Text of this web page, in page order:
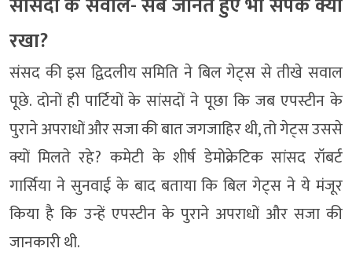
रखा?
संसद की इस द्विदलीय समिति ने बिल गेट्स से तीखे सवाल
पूछे. दोनों ही पार्टियों के सांसदों ने पूछा कि जब एपस्टीन के
पुराने अपराधों और सजा की बात जगजाहिर थी, तो गेट्स उससे
क्यों मिलते रहे? कमेटी के शीर्ष डेमोक्रेटिक सांसद रॉबर्ट
गार्सिया ने सुनवाई के बाद बताया कि बिल गेट्स ने ये मंजूर
किया है कि उन्हें एपस्टीन के पुराने अपराधों और सजा की
जानकारी थी.